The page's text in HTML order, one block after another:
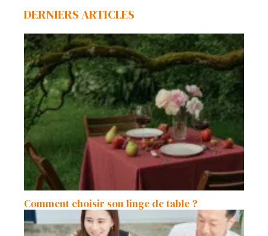
DERNIERS ARTICLES
Comment choisir son linge de table ?